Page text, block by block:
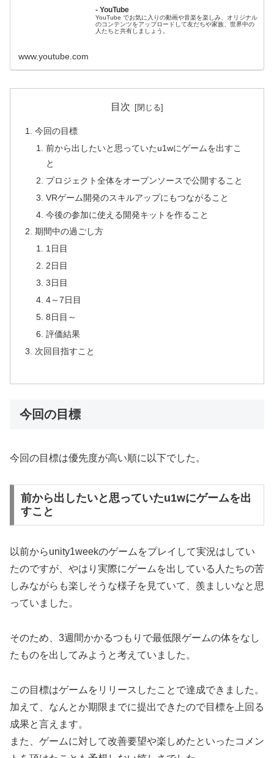
- YouTube
YouTube でお気に入りの動画や音楽を楽しみ、オリジナル
のコンテンツをアップロードして友だちや家族、世界中の
人たちと共有しましょう。
www.youtube.com
目次
今回の目標
前から出したいと思っていたu1wにゲームを出すこ
と
プロジェクト全体をオープンソースで公開すること
VRゲーム開発のスキルアップにもつながること
今後の参加に使える開発キットを作ること
期間中の過ごし方
1日目
2日目
3日目
4～7日目
8日目～
評価結果
次回目指すこと
今回の目標
今回の目標は優先度が高い順に以下でした。
前から出したいと思っていたu1wにゲームを出
すこと
以前からunity1weekのゲームをプレイして実況はしてい
たのですが、やはり実際にゲームを出している人たちの苦
しみながらも楽しそうな様子を見ていて、羨ましいなと思
っていました。
そのため、3週間かかるつもりで最低限ゲームの体をなし
たものを出してみようと考えていました。
この目標はゲームをリリースしたことで達成できました。
加えて、なんとか期限までに提出できたので目標を上回る
成果と言えます。
また、ゲームに対して改善要望や楽しめたといったコメン